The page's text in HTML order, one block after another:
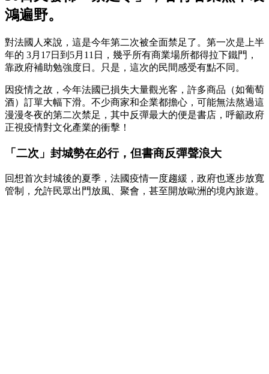
鴻遍野。
對法國人來說，這是今年第二次被全面禁足了。第一次是上半
年的 3月17日到5月11日，幾乎所有商業場所都得拉下鐵門，
靠政府補助勉強度日。只是，這次的民間感受有點不同。
因疫情之故，今年法國已損失大量觀光客，許多商品（如葡萄
酒）訂單大幅下滑。不少商家和企業都擔心，可能無法熬過這
漫漫冬夜的第二次禁足，其中反彈最大的便是書店，呼籲政府
正視疫情對文化產業的衝擊！
「二次」封城勢在必行，但書商反彈聲浪大
回想首次封城後的夏季，法國疫情一度趨緩，政府也逐步放寬
管制，允許民眾出門放風、聚會，甚至開放歐洲的境內旅遊。